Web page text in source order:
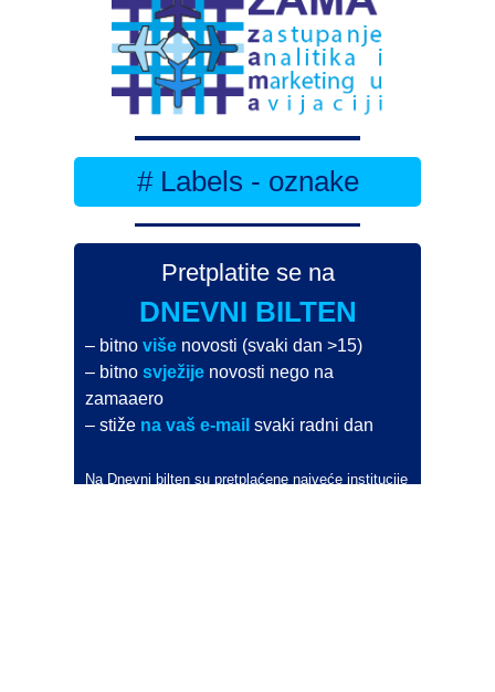
# Labels - oznake
Pretplatite se na
DNEVNI BILTEN
– bitnoviše novosti (svaki dan >15)
– bitnosvježije novosti nego na
zamaaero
– stiže na vaš e-mail svaki radni dan
Na Dnevni bilten su pretplaćene najveće institucije